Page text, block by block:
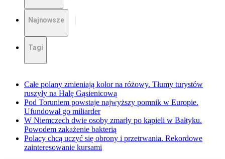
Najnowsze
Tagi
Całe polany zmieniają kolor na różowy. Tłumy turystów
ruszyły na Halę Gąsienicową
Pod Toruniem powstaje najwyższy pomnik w Europie.
Ufundował go miliarder
W Niemczech dwie osoby zmarły po kąpieli w Bałtyku.
Powodem zakażenie bakterią
Polacy chcą uczyć się obrony i przetrwania. Rekordowe
zainteresowanie kursami